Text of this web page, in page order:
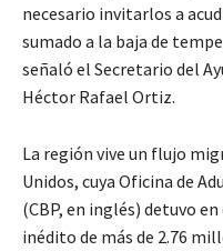
necesario invitarlos a
sumado a la baja de
señaló el Secretario del
Héctor Rafael Ortiz.
La región vive un flujo
Unidos, cuya Oficina de
(CBP, en inglés) detuvo
inédito de más de 2.76